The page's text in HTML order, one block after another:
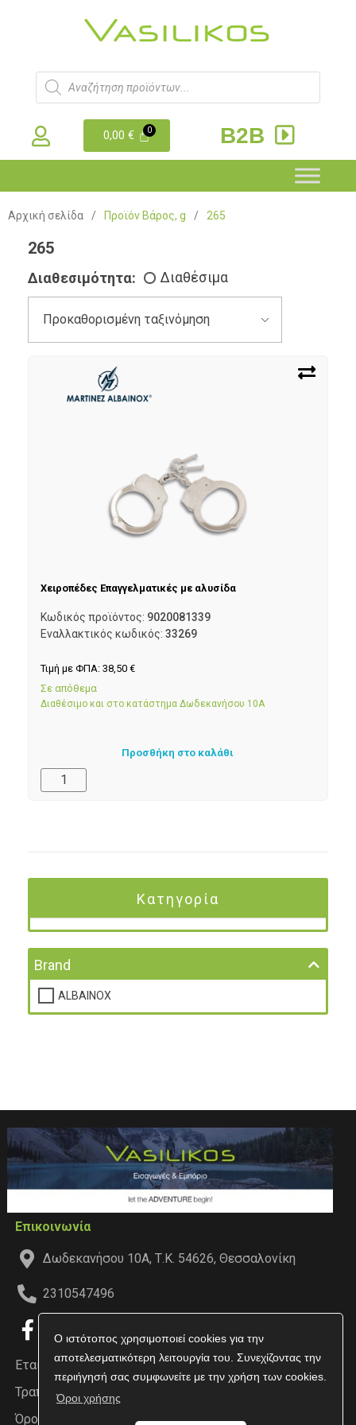
Ο ιστότοπος χρησιμοποιεί cookies για την
αποτελεσματικότερη λειτουργία του. Συνεχίζοντας την
περιήγησή σας συμφωνείτε με την χρήση των cookies.
Όροι χρήσης
0,00€ B2B
Αρχική σελίδα / Προϊόν Βάρος, g / 265
265
Διαθεσιμότητα: Διαθέσιμα
Χειροπέδες Επαγγελματικές με αλυσίδα
Κωδικός προϊόντος: 9020081339
Εναλλακτικός κωδικός: 33269
Τιμή με ΦΠΑ: 38,50 €
Σε απόθεμα
Διαθέσιμο και στο κατάστημα Δωδεκανήσου 10Α
Προσθήκη στο καλάθι
Κατηγορία
Brand
ALBAINOX
Επικοινωνία
Δωδεκανήσου 10Α, Τ.Κ. 54626, Θεσσαλονίκη
2310547496
Εταιρεία
Τραπεζικοί Λογαριασμοί
Όροι χρήσης